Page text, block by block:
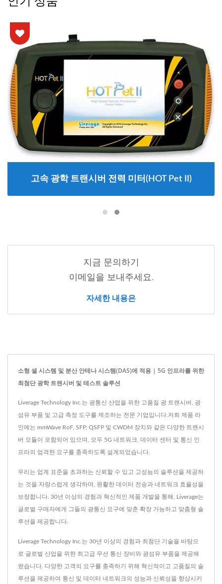
고속 광학 트랜시버 전력 미터(HOT Pet II)
지금 문의하기
이메일을 보내주세요.
자세한 내용은
소형 셀 시스템 및 분산 안테나 시스템(DAS)에 적용 | 5G 인프라를 위한
최첨단 광학 트랜시버 및 테스트 솔루션
Liverage Technology Inc.는 광통신 산업을 위한 고품질 광 트랜시버, 광
섬유 부품 및 고급 측정 도구를 제조하는 전문 기업입니다.저희 제품 라
인에는 mmWave RoF, SFP, QSFP 및 CWDM 장치와 같은 다양한 트랜시
버 모듈이 포함되어 있으며, 모두 5G 네트워크, 데이터 센터 및 통신 인
프라의 엄격한 요구를 충족하도록 설계되었습니다.
우리는 업계 표준을 초과하는 신뢰할 수 있고 고성능의 솔루션을 제공하
는 것을 자랑스럽게 생각하며, 원활한 데이터 전송과 네트워크 효율성을
보장합니다. 30년 이상의 경험과 혁신적인 제품 개발을 통해, Liverage는
글로벌 구매자에게 그들의 광통신 요구에 맞춘 확장 가능하고 맞춤형 솔
루션을 제공합니다.
Liverage Technology Inc.는 30년 이상의 경험과 최첨단 기술을 바탕으
로 글로벌 산업을 위한 최고급 무선 통신 장비와 광섬유 부품을 제공해
왔습니다. 다양한 고객의 요구를 충족하기 위해 혁신적이고 고품질의 솔
루션을 제공하여 통신 및 데이터 네트워크의 성능과 신뢰성을 향상시키